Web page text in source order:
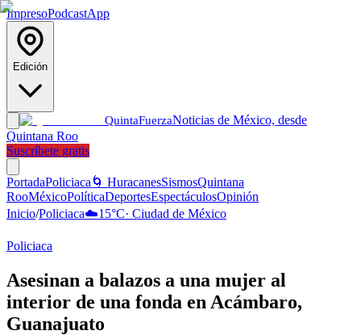
ImpresoPodcastApp
Edición
QuintaFuerzaNoticias de México, desde
Quintana Roo
Suscríbete gratis
PortadaPoliciaca 🌀 HuracanesSismosQuintana
RooMéxicoPolíticaDeportesEspectáculosOpinión
Inicio/Policiaca☁️15°C· Ciudad de México
Policiaca
Asesinan a balazos a una mujer al
interior de una fonda en Acámbaro,
Guanajuato